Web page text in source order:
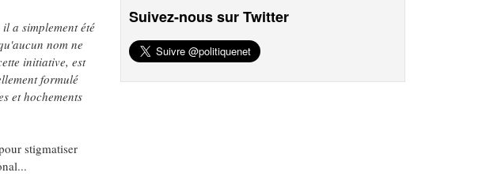
a simplement été
nom ne
initiative, est
formulé
et hochements
stigmatiser
Suivez-nous sur Twitter